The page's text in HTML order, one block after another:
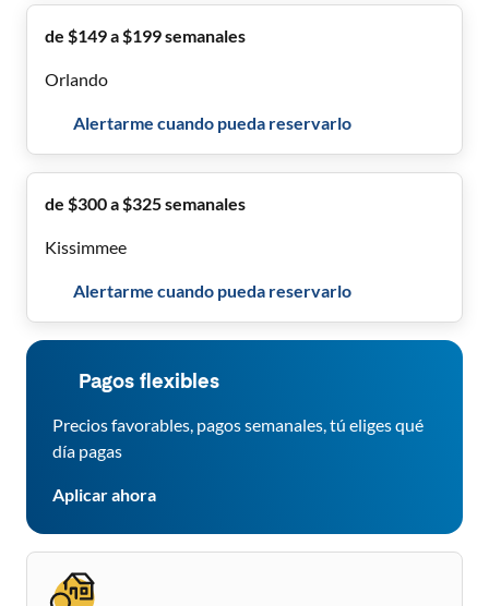
de $149 a $199 semanales
Orlando
Alertarme cuando pueda reservarlo
de $300 a $325 semanales
Kissimmee
Alertarme cuando pueda reservarlo
Pagos flexibles
Precios favorables, pagos semanales, tú eliges qué
día pagas
Aplicar ahora